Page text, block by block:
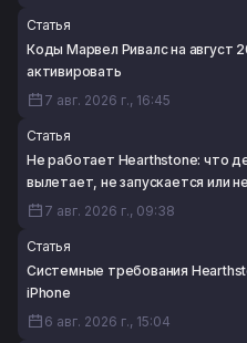
Статья
Коды Марвел Ривалс на август
активировать
7 авг. 2026 г., 16:45
Статья
Не работает Hearthstone: что
вылетает, не запускается или
7 авг. 2026 г., 09:38
Статья
Системные требования
iPhone
6 авг. 2026 г., 15:04